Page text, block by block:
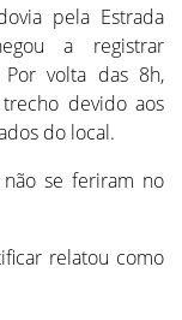
pela Estrada
a registrar
Por volta das 8h,
devido aos
do local.
se feriram no
relatou como